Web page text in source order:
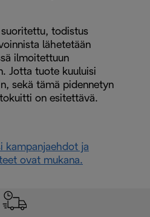
todistus
lähetetään
ilmoitettuun
Jotta tuote kuuluisi
sekä tämä pidennetyn
on esitettävä.
kampanjaehdot ja
ovat mukana.